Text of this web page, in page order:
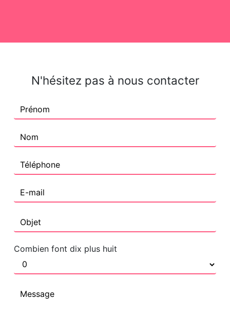
N'hésitez pas à nous contacter
Combien font dix plus huit